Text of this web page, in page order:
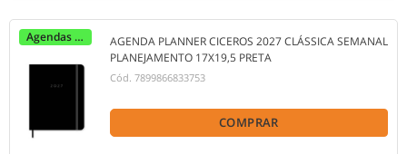
Agendas 2027
AGENDA PLANNER CICEROS 2027 CLÁSSICA SEMANAL
PLANEJAMENTO 17X19,5 PRETA
Cód. 7899866833753
COMPRAR